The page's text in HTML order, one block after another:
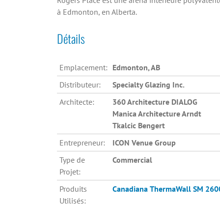
à Edmonton, en Alberta.
Détails
Emplacement: Edmonton, AB
Distributeur:
Specialty Glazing Inc.
Architecte:
360 Architecture DIALOG
Manica Architecture Arndt
Tkalcic Bengert
Entrepreneur:
ICON Venue Group
Type de
Projet:
Commercial
Produits
Utilisés:
Canadiana ThermaWall SM